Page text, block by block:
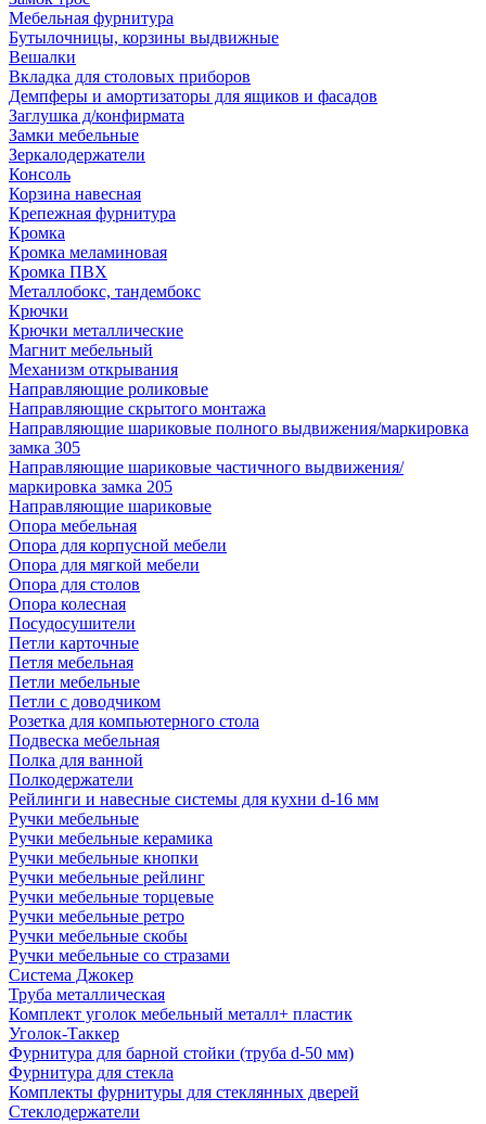
Мебельная фурнитура
Бутылочницы, корзины выдвижные
Вешалки
Вкладка для столовых приборов
Демпферы и амортизаторы для ящиков и фасадов
Заглушка д/конфирмата
Замки мебельные
Зеркалодержатели
Консоль
Корзина навесная
Крепежная фурнитура
Кромка
Кромка меламиновая
Кромка ПВХ
Металлобокс, тандембокс
Крючки
Крючки металлические
Магнит мебельный
Механизм открывания
Направляющие роликовые
Направляющие скрытого монтажа
Направляющие шариковые полного выдвижения/маркировка
замка 305
Направляющие шариковые частичного выдвижения/
маркировка замка 205
Направляющие шариковые
Опора мебельная
Опора для корпусной мебели
Опора для мягкой мебели
Опора для столов
Опора колесная
Посудосушители
Петли карточные
Петля мебельная
Петли мебельные
Петли с доводчиком
Розетка для компьютерного стола
Подвеска мебельная
Полка для ванной
Полкодержатели
Рейлинги и навесные системы для кухни d-16 мм
Ручки мебельные
Ручки мебельные керамика
Ручки мебельные кнопки
Ручки мебельные рейлинг
Ручки мебельные торцевые
Ручки мебельные ретро
Ручки мебельные скобы
Ручки мебельные со стразами
Система Джокер
Труба металлическая
Комплект уголок мебельный металл+ пластик
Уголок-Таккер
Фурнитура для барной стойки (труба d-50 мм)
Фурнитура для стекла
Комплекты фурнитуры для стеклянных дверей
Стеклодержатели